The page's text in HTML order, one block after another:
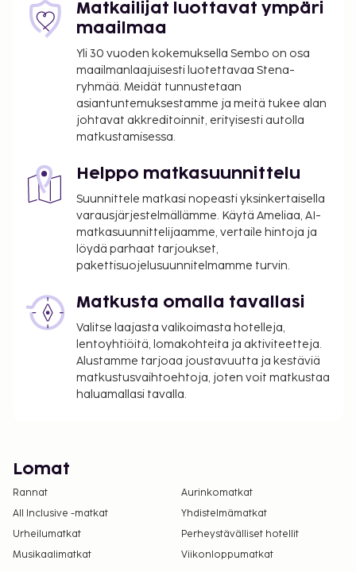
Matkailijat luottavat ympäri
maailmaa
Yli 30 vuoden kokemuksella Sembo on osa
maailmanlaajuisesti luotettavaa Stena-
ryhmää. Meidät tunnustetaan
asiantuntemuksestamme ja meitä tukee alan
johtavat akkreditoinnit, erityisesti autolla
matkustamisessa.
Helppo matkasuunnittelu
Suunnittele matkasi nopeasti yksinkertaisella
varausjärjestelmällämme. Käytä Ameliaa, AI-
matkasuunnittelijaamme, vertaile hintoja ja
löydä parhaat tarjoukset,
pakettisuojelusuunnitelmamme turvin.
Matkusta omalla tavallasi
Valitse laajasta valikoimasta hotelleja,
lentoyhtiöitä, lomakohteita ja aktiviteetteja.
Alustamme tarjoaa joustavuutta ja kestäviä
matkustusvaihtoehtoja, joten voit matkustaa
haluamallasi tavalla.
Lomat
Rannat
Aurinkomatkat
All Inclusive -matkat
Yhdistelmämatkat
Urheilumatkat
Perheystävälliset hotellit
Musikaalimatkat
Viikonloppumatkat